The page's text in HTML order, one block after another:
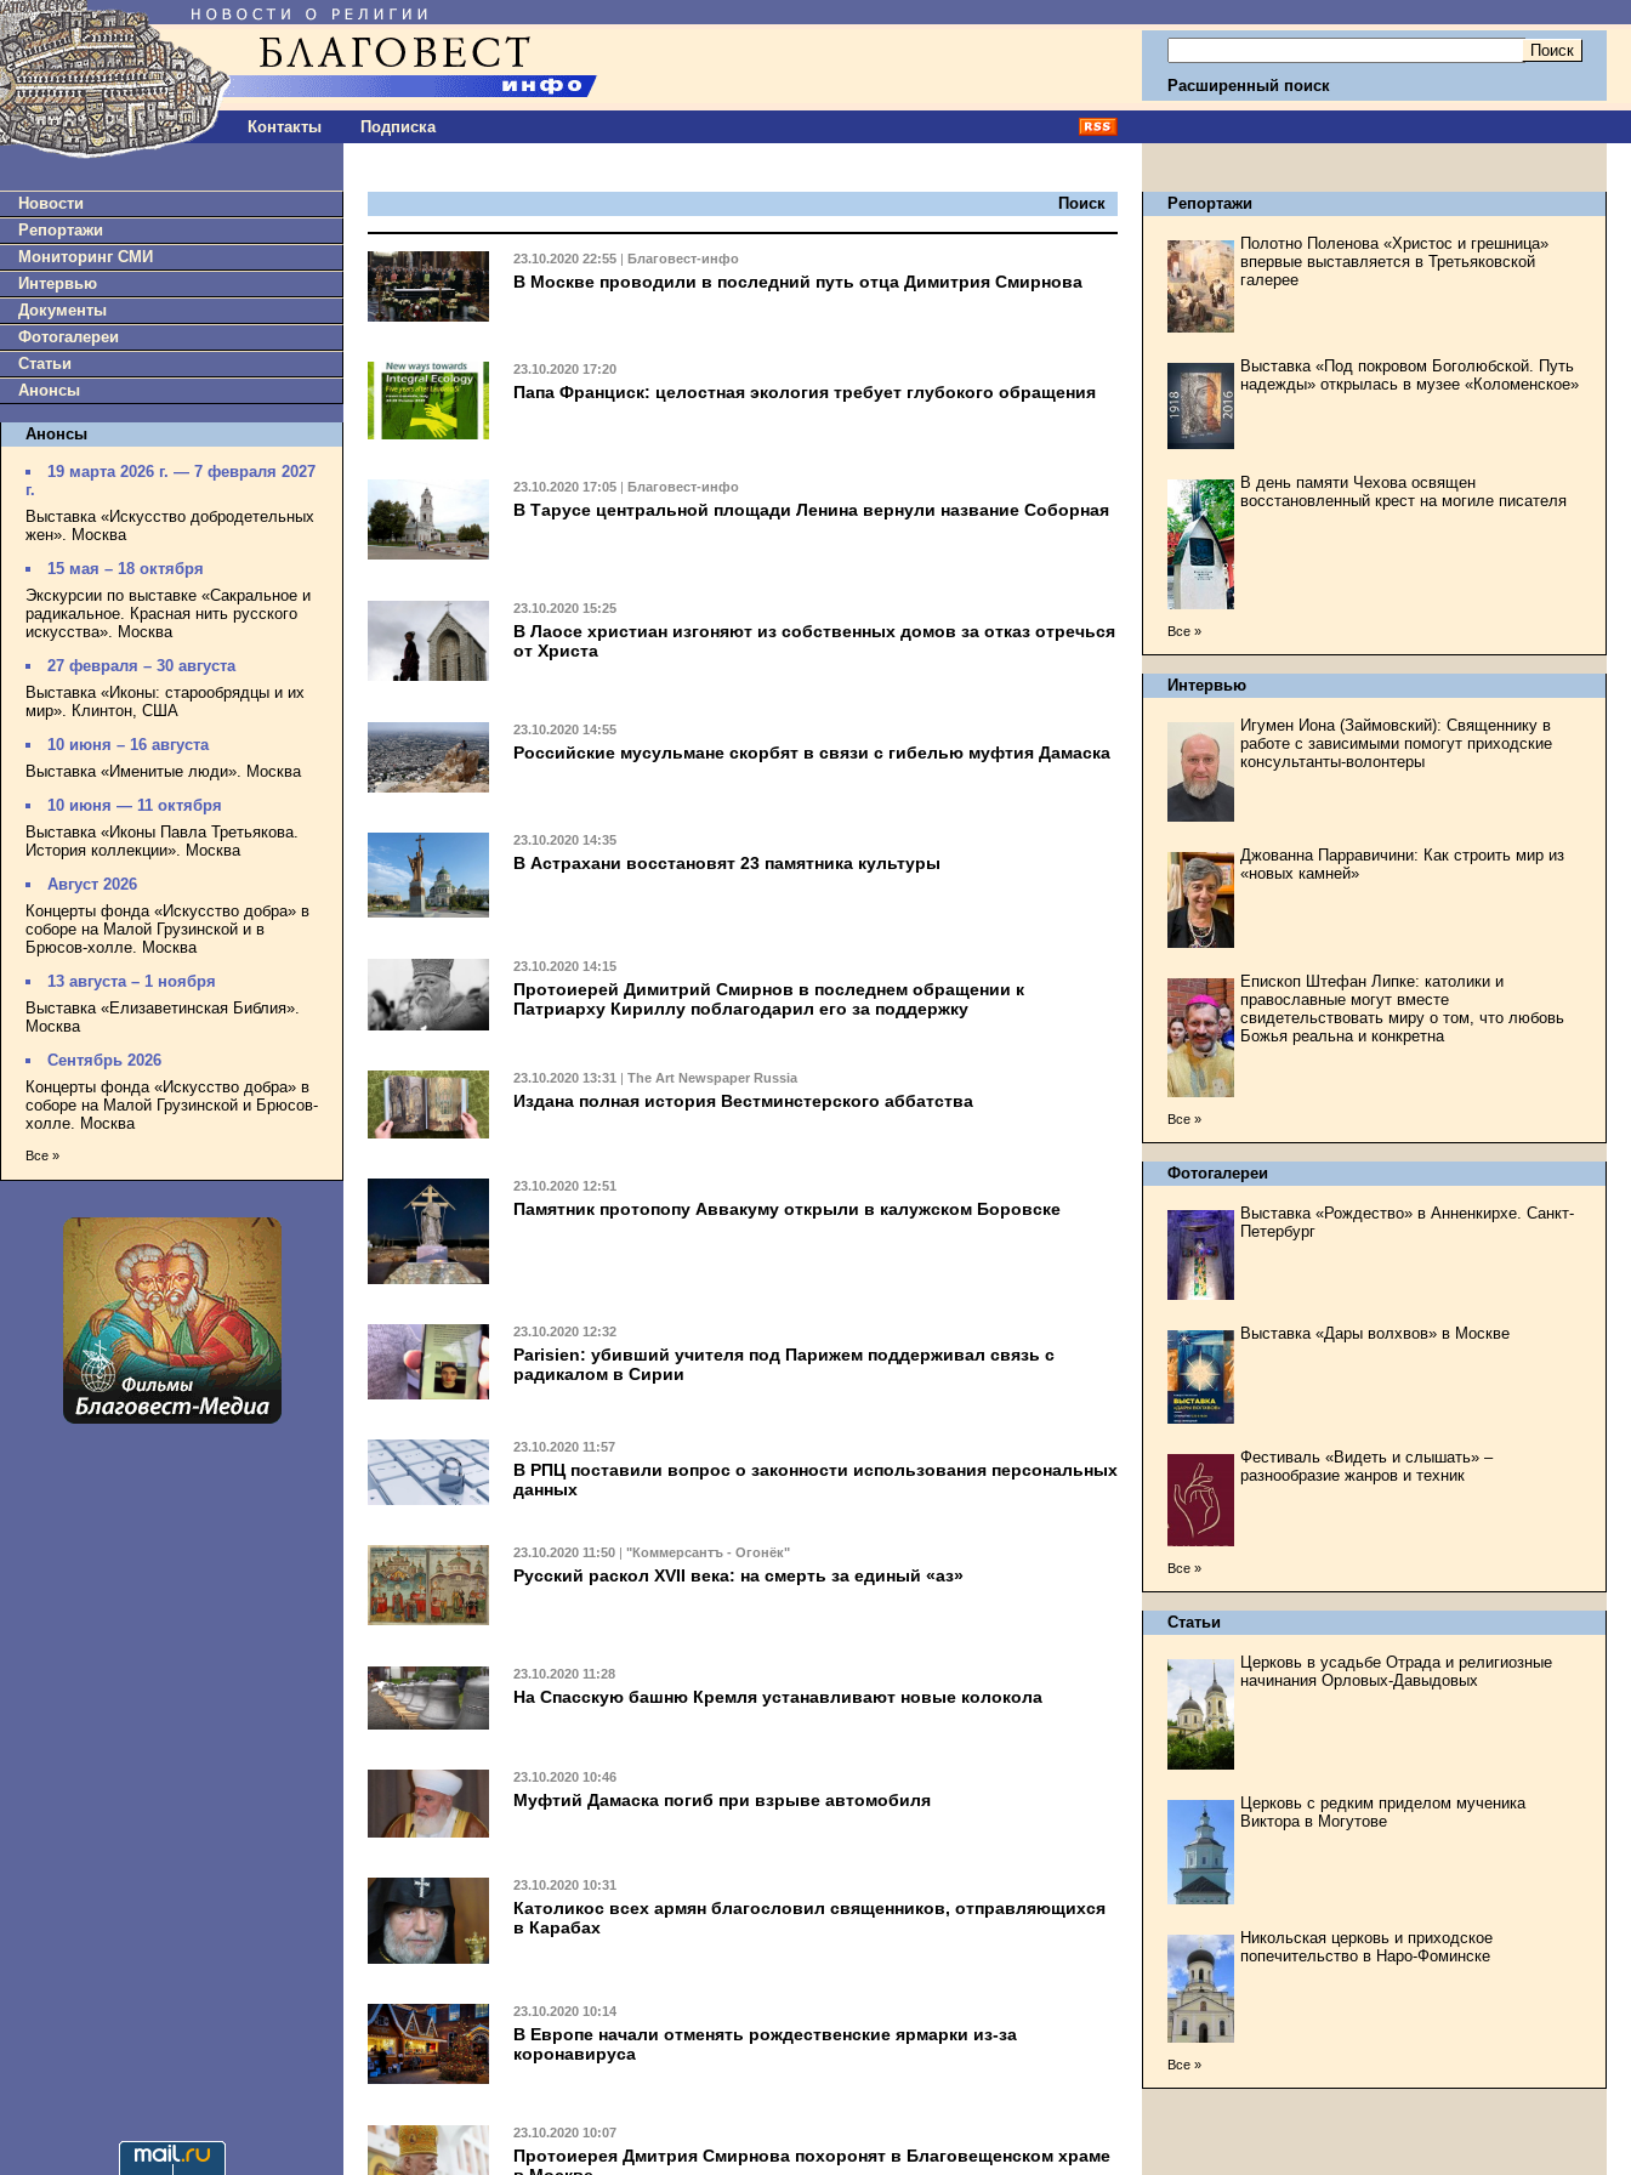
Контакты Подписка
Расширенный поиск
Новости
Репортажи
Мониторинг СМИ
Интервью
Документы
Фотогалереи
Статьи
Анонсы
Анонсы
19 марта 2026 г. — 7 февраля 2027
г.
Выставка «Искусство добродетельных
жен». Москва
15 мая – 18 октября
Экскурсии по выставке «Сакральное и
радикальное. Красная нить русского
искусства». Москва
27 февраля – 30 августа
Выставка «Иконы: старообрядцы и их
мир». Клинтон, США
10 июня – 16 августа
Выставка «Именитые люди». Москва
10 июня — 11 октября
Выставка «Иконы Павла Третьякова.
История коллекции». Москва
Август 2026
Концерты фонда «Искусство добра» в
соборе на Малой Грузинской и в
Брюсов-холле. Москва
13 августа – 1 ноября
Выставка «Елизаветинская Библия».
Москва
Сентябрь 2026
Концерты фонда «Искусство добра» в
соборе на Малой Грузинской и Брюсов-
холле. Москва
Все »
Поиск
23.10.2020 22:55 | Благовест-инфо
В Москве проводили в последний путь отца Димитрия Смирнова
23.10.2020 17:20
Папа Франциск: целостная экология требует глубокого обращения
23.10.2020 17:05 Благовест-инфо
В Тарусе центральной площади Ленина вернули название Соборная
23.10.2020 15:25
В Лаосе христиан изгоняют из собственных домов за отказ отречься
от Христа
23.10.2020 14:55
Российские мусульмане скорбят в связи с гибелью муфтия Дамаска
23.10.2020 14:35
В Астрахани восстановят 23 памятника культуры
23.10.2020 14:15
Протоиерей Димитрий Смирнов в последнем обращении к
Патриарху Кириллу поблагодарил его за поддержку
23.10.2020 13:31 | The Art Newspaper Russia
Издана полная история Вестминстерского аббатства
23.10.2020 12:51
Памятник протопопу Аввакуму открыли в калужском Боровске
23.10.2020 12:32
Parisien: убивший учителя под Парижем поддерживал связь с
радикалом в Сирии
23.10.2020 11:57
В РПЦ поставили вопрос о законности использования персональных
данных
23.10.2020 11:50 "Коммерсантъ - Огонёк"
Русский раскол XVII века: на смерть за единый «аз»
23.10.2020 11:28
На Спасскую башню Кремля устанавливают новые колокола
23.10.2020 10:46
Муфтий Дамаска погиб при взрыве автомобиля
23.10.2020 10:31
Католикос всех армян благословил священников, отправляющихся
в Карабах
23.10.2020 10:14
В Европе начали отменять рождественские ярмарки из-за
коронавируса
23.10.2020 10:07
Протоиерея Дмитрия Смирнова похоронят в Благовещенском храме
Репортажи
Полотно Поленова «Христос и грешница»
впервые выставляется в Третьяковской
галерее
Выставка «Под покровом Боголюбской. Путь
надежды» открылась в музее «Коломенское»
В день памяти Чехова освящен
восстановленный крест на могиле писателя
Все »
Интервью
Игумен Иона (Займовский): Священнику в
работе с зависимыми помогут приходские
консультанты-волонтеры
Джованна Парравичини: Как строить мир из
«новых камней»
Епископ Штефан Липке: католики и
православные могут вместе
свидетельствовать миру о том, что любовь
Божья реальна и конкретна
Все »
Фотогалереи
Выставка «Рождество» в Анненкирхе. Санкт-
Петербург
Выставка «Дары волхвов» в Москве
Фестиваль «Видеть и слышать» –
разнообразие жанров и техник
Все »
Статьи
Церковь в усадьбе Отрада и религиозные
начинания Орловых-Давыдовых
Церковь с редким приделом мученика
Виктора в Могутове
Никольская церковь и приходское
попечительство в Наро-Фоминске
Все »